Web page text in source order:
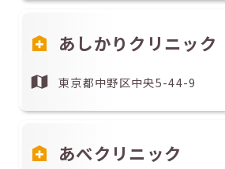
あしかりクリニック
東京都中野区中央5-44-9
あべクリニック